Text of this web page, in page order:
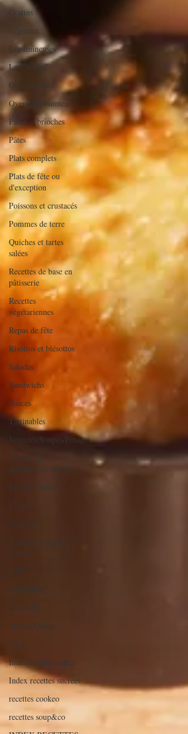
Gratins
Légumes
Légumineuses
Les "minis"
One pot pasta
Overnight oatmeal
Pains et brioches
Pâtes
Plats complets
Plats de fête ou
d'exception
Poissons et crustacés
Pommes de terre
Quiches et tartes
salées
Recettes de base en
pâtisserie
Recettes
végétariennes
Repas de fête
Risottos et blésottos
Salades
Sandwichs
Sauces
Tartinables
Veloutés/Soupes/Potages
verrines et
mignardises sucrées
Verrines salées
Viandes
Volailles
Yaourts et desserts
lactés
ASIE
AFRIQUE
EUROPE
Moyen-Orient
USA
Index recettes salées
Index recettes sucrées
recettes cookeo
recettes soup&co